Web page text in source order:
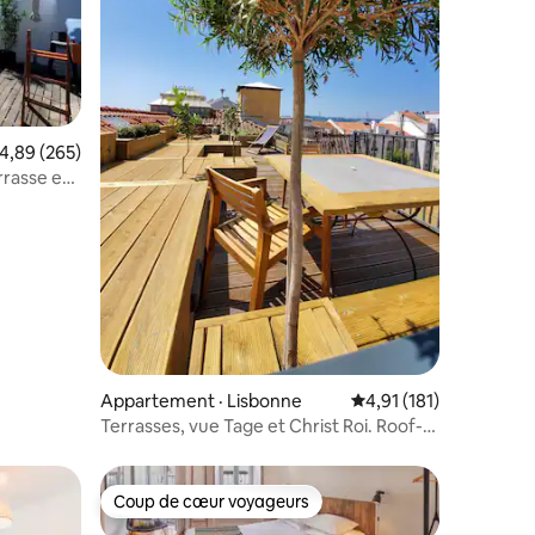
moyenne de 4,89 sur 5, 265 commentaires
4,89 (265)
et
Appartement · Lisbonne Note moyenne de
4,91 (181)
Terrasses, vue Tage et Christ Roi. Roof-
Coup de cœur voyageurs
Coup de cœur voyageurs